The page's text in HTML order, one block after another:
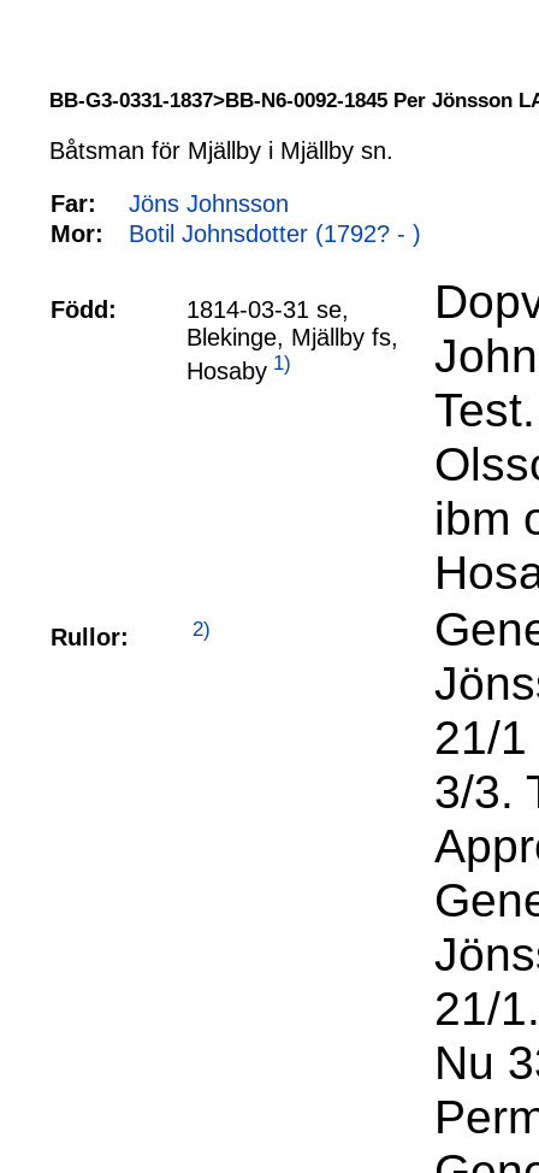
BB-G3-0331-1837>BB-N6-0092-1845 Per Jönsson
Båtsman för Mjällby i Mjällby sn.
Far:
Jöns Johnsson
Mor:
Botil Johnsdotter (1792? - )
Född:
1814-03-31 se,
Blekinge, Mjällby fs,
Hosaby 1)
ibm
Rullor: 2)
21/
3/3.
21/
Nu